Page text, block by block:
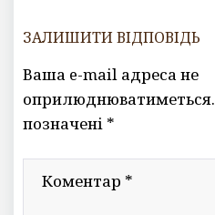
ЗАЛИШИТИ ВІДПОВІДЬ
Ваша e-mail адреса не
оприлюднюватиметься.
позначені *